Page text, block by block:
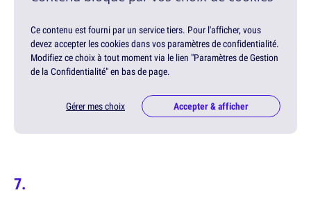
Ce contenu est fourni par un service tiers. Pour l'afficher, vous
devez accepter les cookies dans vos paramètres de confidentialité.
Modifiez ce choix à tout moment via le lien "Paramètres de Gestion
de la Confidentialité" en bas de page.
Gérer mes choix Accepter & afficher